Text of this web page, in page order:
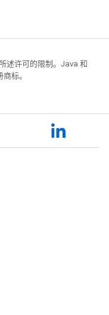
述许可的限制。Java 和
标。